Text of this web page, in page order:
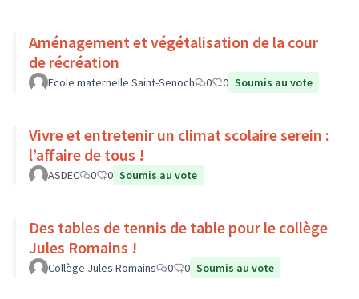
Aménagement et végétalisation de la cour
de récréation
Ecole maternelle Saint-Senoch 0 0 Soumis au vote
Vivre et entretenir un climat scolaire serein :
l’affaire de tous !
ASDEC 0 0 Soumis au vote
Des tables de tennis de table pour le collège
Jules Romains !
Collège Jules Romains 0 0 Soumis au vote